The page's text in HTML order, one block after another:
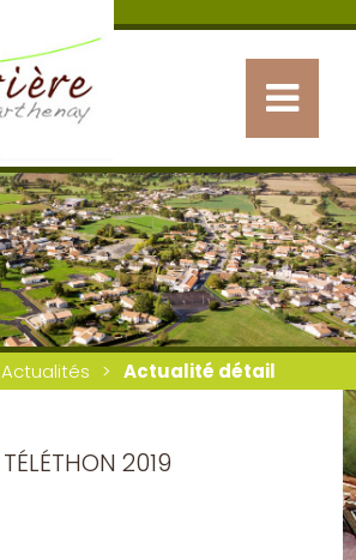
Actualités Actualité détail
TÉLÉTHON 2019